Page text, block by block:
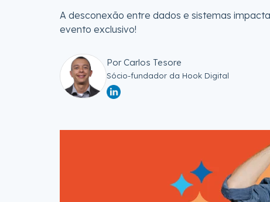
A desconexão entre dados e sistemas
evento exclusivo!
Por Carlos Tesore
Sócio-fundador da Hook Digital